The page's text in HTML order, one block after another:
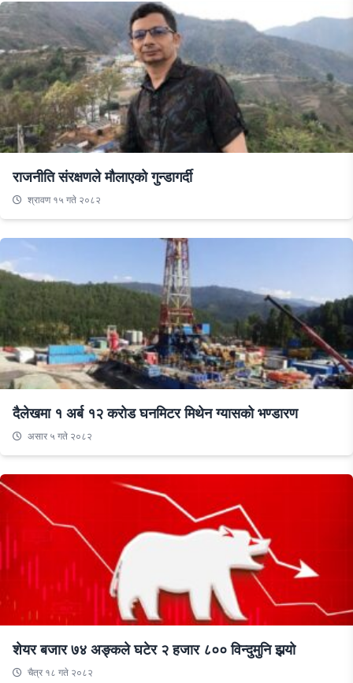
राजनीति संरक्षणले मौलाएको गुन्डागर्दी
श्रावण १५ गते २०८२
दैलेखमा १ अर्ब १२ करोड घनमिटर मिथेन ग्यासको भण्डारण
असार ५ गते २०८२
शेयर बजार ७४ अङ्कले घटेर २ हजार ८०० विन्दुमुनि झर्‍यो
चैत्र १८ गते २०८२